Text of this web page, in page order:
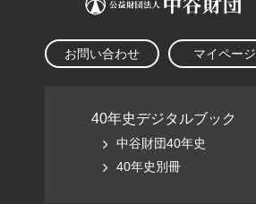
お問い合わせ マイページ
40年史デジタルブック
中谷財団40年史
40年史別冊